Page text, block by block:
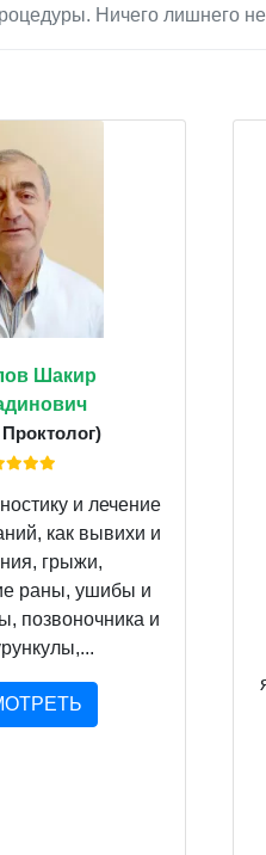
Ничего лишнего
Шакир
и лечение
как вывихи и
грыжи,
раны, ушибы и
позвоночника и